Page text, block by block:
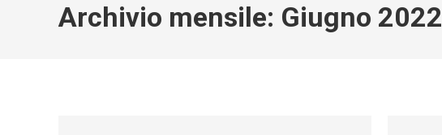
Archivio mensile: Giugno 2022